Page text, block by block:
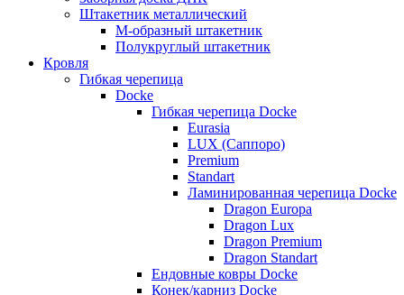
Штакетник металлический
М-образный штакетник
Полукруглый штакетник
Кровля
Гибкая черепица
Docke
Гибкая черепица Docke
Eurasia
LUX (Саппоро)
Premium
Standart
Ламинированная черепица Docke
Dragon Europa
Dragon Lux
Dragon Premium
Dragon Standart
Ендовные ковры Docke
Конек/карниз Docke